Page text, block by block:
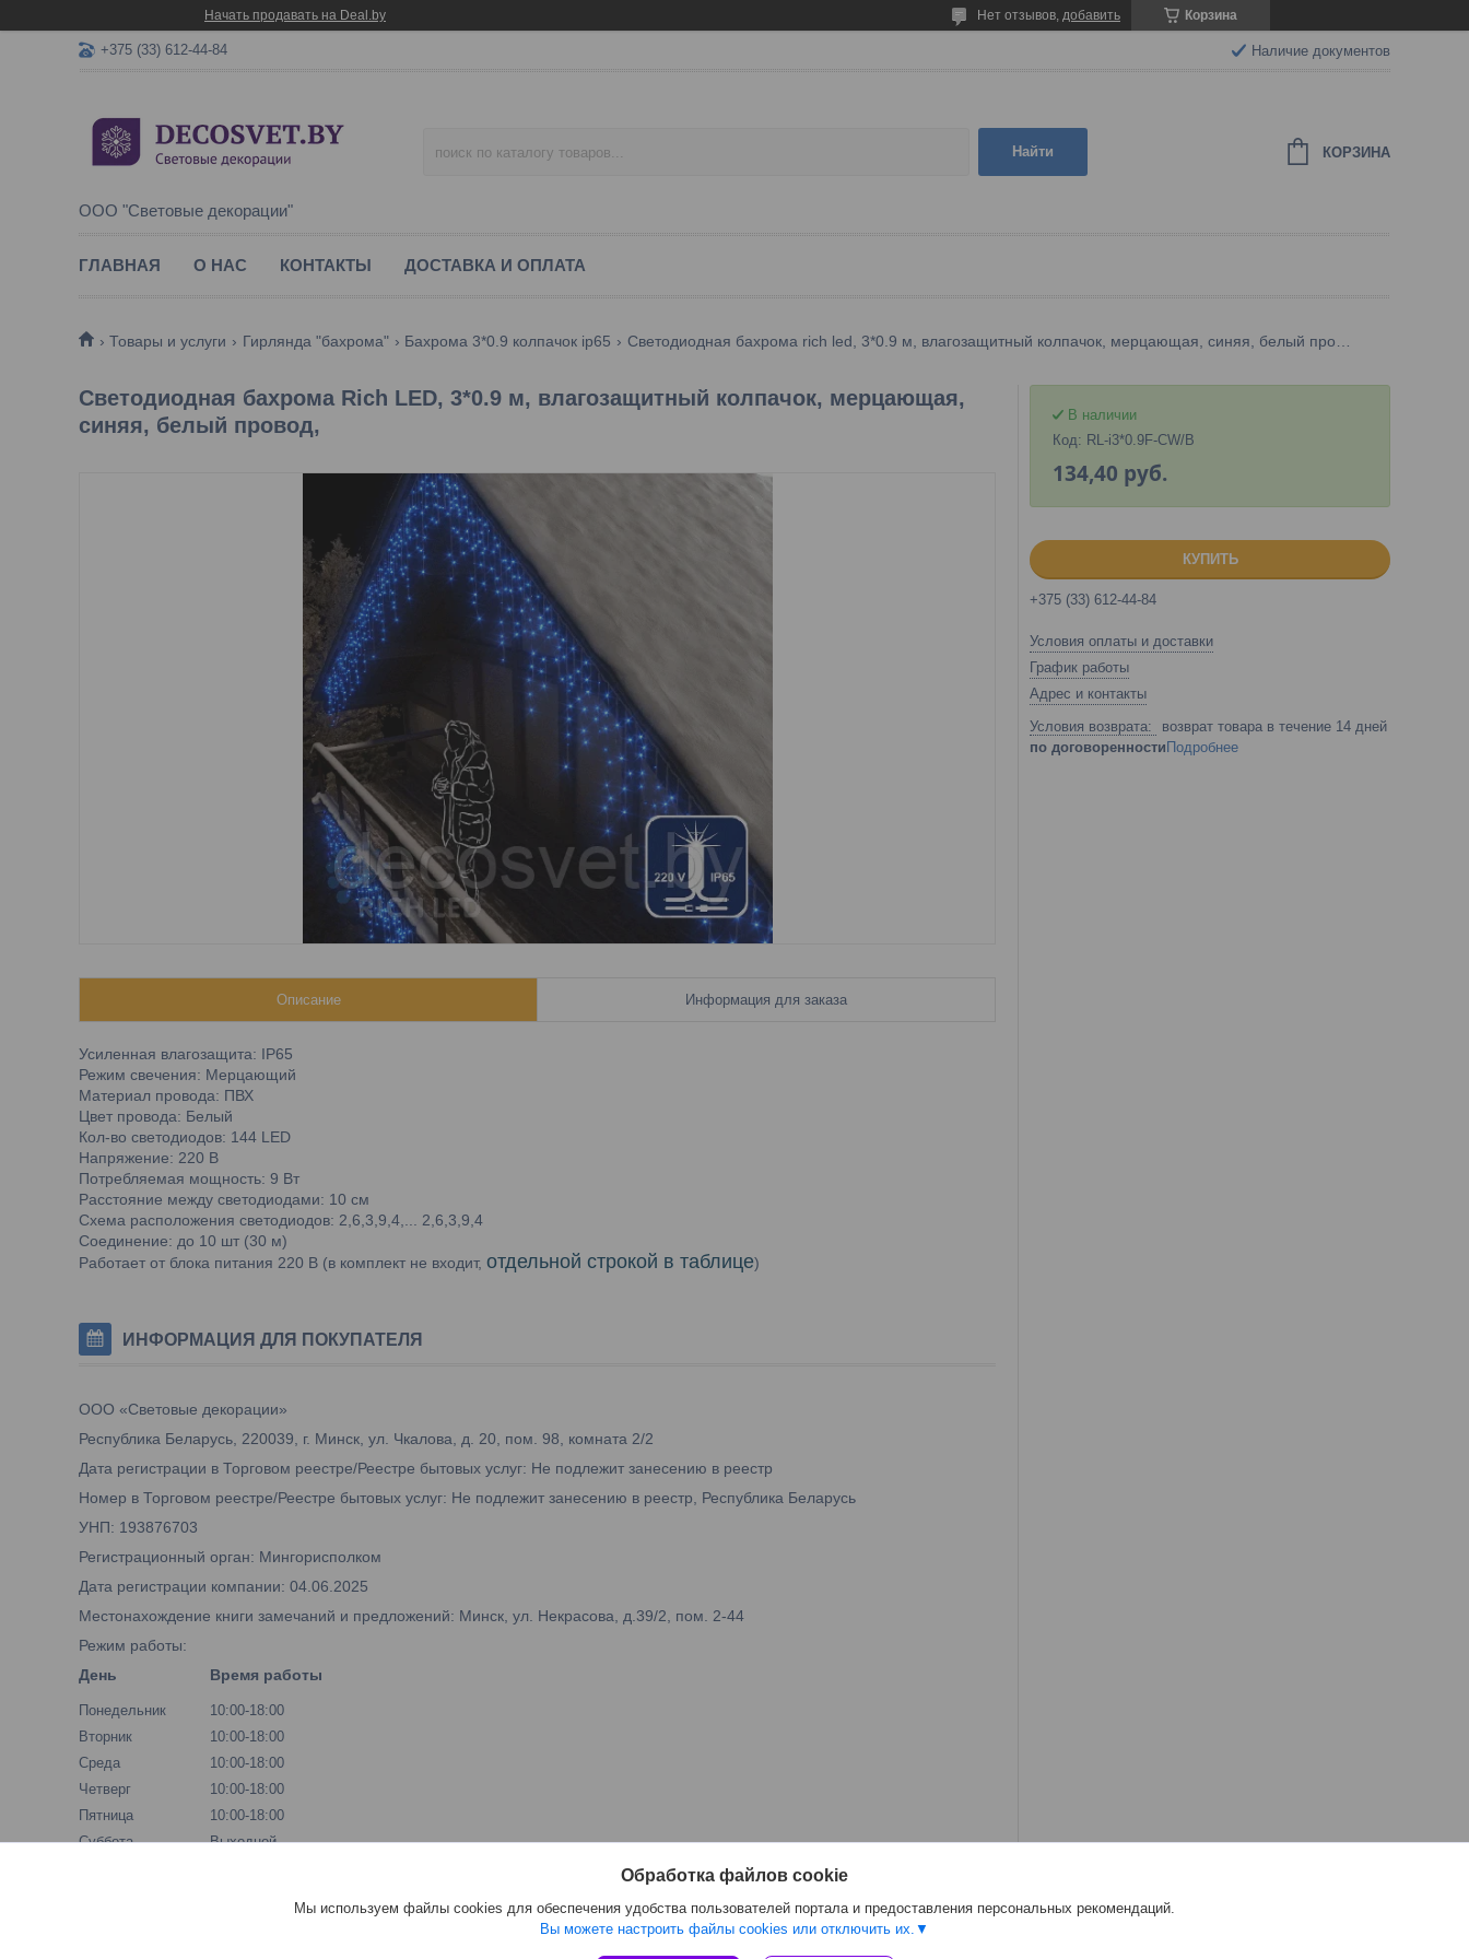
Начать продавать на Deal.by Корзина
Нет отзывов, добавить
+375 (33) 612-44-84 Наличие документов
ООО "Световые декорации"
Найти КОРЗИНА
ГЛАВНАЯ О НАС КОНТАКТЫ ДОСТАВКА И ОПЛАТА
Товары и услуги Гирлянда "бахрома" Бахрома 3*0.9 колпачок ip65
Светодиодная бахрома Rich LED, 3*0.9 м, влагозащитный колпачок, мерцающая,
синяя, белый провод,
Описание Информация для заказа
Усиленная влагозащита: IP65
Режим свечения: Мерцающий
Материал провода: ПВХ
Цвет провода: Белый
Кол-во светодиодов: 144 LED
Напряжение: 220 В
Потребляемая мощность: 9 Вт
Расстояние между светодиодами: 10 см
Схема расположения светодиодов: 2,6,3,9,4,... 2,6,3,9,4
Соединение: до 10 шт (30 м)
Работает от блока питания 220 В (в комплект не входит, отдельной строкой в таблице)
ИНФОРМАЦИЯ ДЛЯ ПОКУПАТЕЛЯ
ООО «Световые декорации»
Республика Беларусь, 220039, г. Минск, ул. Чкалова, д. 20, пом. 98, комната 2/2
Дата регистрации в Торговом реестре/Реестре бытовых услуг: Не подлежит занесению в реестр
Номер в Торговом реестре/Реестре бытовых услуг: Не подлежит занесению в реестр, Республика Беларусь
УНП: 193876703
Регистрационный орган: Мингорисполком
Дата регистрации компании: 04.06.2025
Местонахождение книги замечаний и предложений: Минск, ул. Некрасова, д.39/2, пом. 2-44
Режим работы:
День
Время работы
Понедельник
10:00-18:00
Вторник
10:00-18:00
Среда
10:00-18:00
Четверг
10:00-18:00
Пятница
10:00-18:00
Суббота
Выходной
В наличии
Код: RL-i3*0.9F-CW/B
134,40 руб.
КУПИТЬ
+375 (33) 612-44-84
Условия оплаты и доставки
График работы
Адрес и контакты
возврат товара в течение 14 дней
по договоренности Подробнее
Обработка файлов cookie
Мы используем файлы cookies для обеспечения удобства пользователей портала и предоставления персональных рекомендаций.
Вы можете настроить файлы cookies или отключить их.